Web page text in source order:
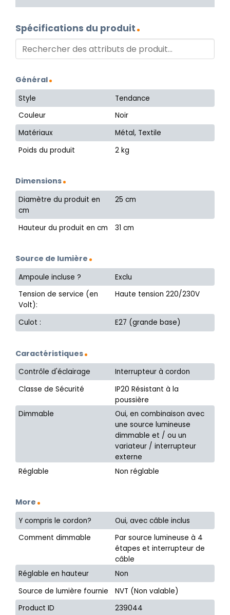
Spécifications du produit
Général
Style
Tendance
Couleur
Noir
Matériaux
Métal, Textile
Poids du produit
2 kg
Dimensions
Diamètre du produit en
cm
25 cm
Hauteur du produit en cm 31 cm
Source de lumière
Ampoule incluse ?
Exclu
Tension de service (en
Volt):
Haute tension 220/230V
Culot : E27 (grande base)
Caractéristiques
Contrôle d'éclairage
Interrupteur à cordon
Classe de Sécurité
IP20 Résistant à la
poussière
Dimmable
Oui, en combinaison avec
une source lumineuse
dimmable et / ou un
variateur / interrupteur
externe
Réglable
Non réglable
More
Y compris le cordon?
Oui, avec câble inclus
Comment dimmable
Par source lumineuse à 4
étapes et interrupteur de
câble
Réglable en hauteur
Non
Source de lumière fournie
NVT (Non valable)
Product ID
239044